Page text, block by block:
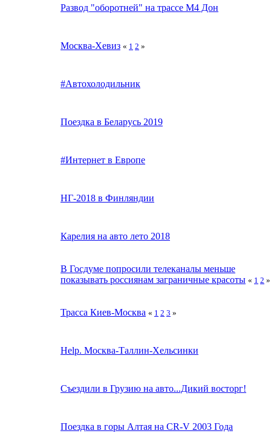
Развод "оборотней" на трассе М4 Дон
Москва-Хевиз « 1 2 »
#Автохолодильник
Поездка в Беларусь 2019
#Интернет в Европе
НГ-2018 в Финляндии
Карелия на авто лето 2018
В Госдуме попросили телеканалы меньше
показывать россиянам заграничные красоты « 1 2 »
Трасса Киев-Москва « 1 2 3 »
Help. Москва-Таллин-Хельсинки
Съездили в Грузию на авто...Дикий восторг!
Поездка в горы Алтая на CR-V 2003 Года